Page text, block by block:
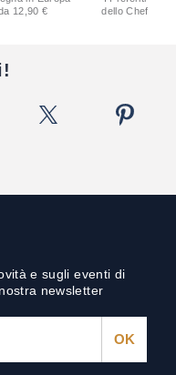
e sugli eventi di
newsletter
12,90 €
dello Chef